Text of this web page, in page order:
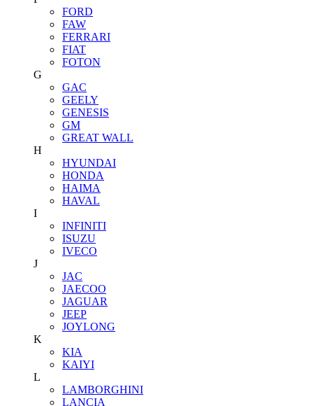
FORD
FAW
FERRARI
FIAT
FOTON
G
GAC
GEELY
GENESIS
GM
GREAT WALL
H
HYUNDAI
HONDA
HAIMA
HAVAL
I
INFINITI
ISUZU
IVECO
J
JAC
JAECOO
JAGUAR
JEEP
JOYLONG
K
KIA
KAIYI
L
LAMBORGHINI
LANCIA